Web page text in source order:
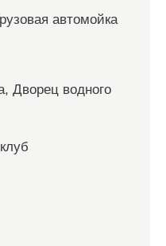
автомойка
Дворец водного